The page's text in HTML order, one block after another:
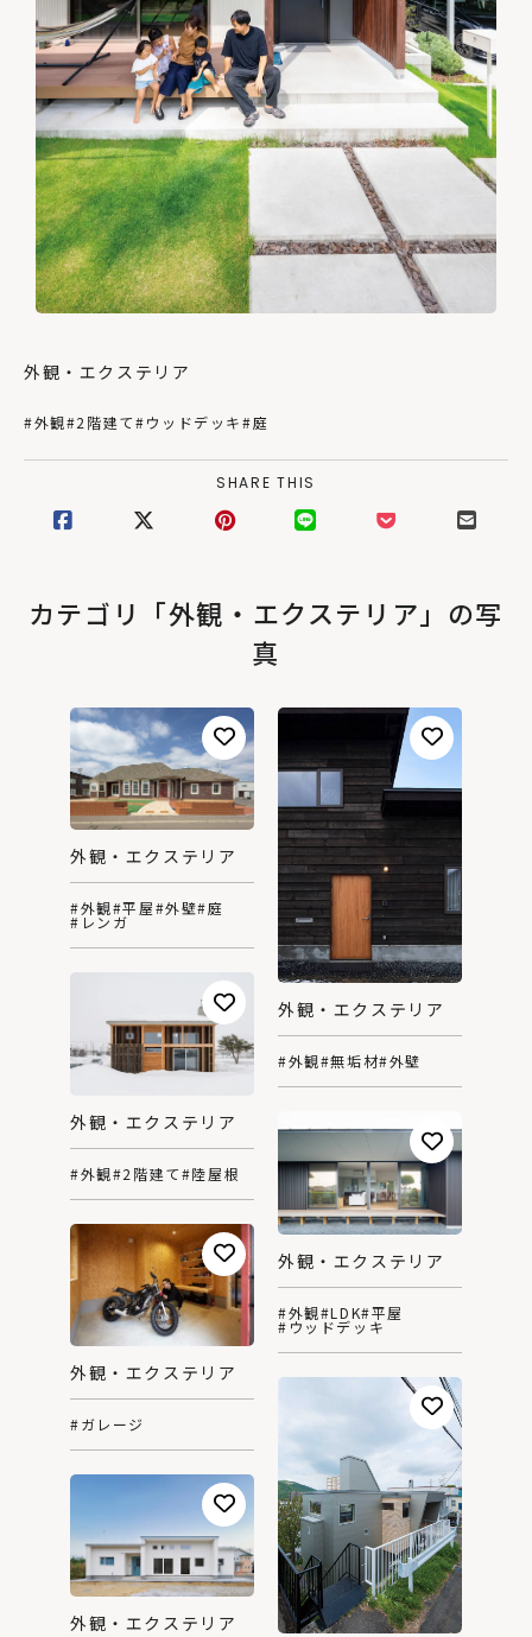
外観・エクステリア
#外観#2階建て#ウッドデッキ#庭
SHARE THIS
カテゴリ「外観・エクステリア」の写
真
外観・エクステリア
#外観#平屋#外壁#庭
#レンガ
外観・エクステリア
#外観#無垢材#外壁
外観・エクステリア
#外観#2階建て#陸屋根
外観・エクステリア
#外観#LDK#平屋
#ウッドデッキ
外観・エクステリア
#ガレージ
外観・エクステリア